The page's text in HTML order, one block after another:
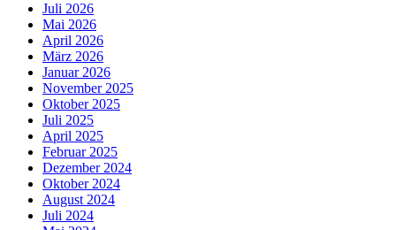
Juli 2026
Mai 2026
April 2026
März 2026
Januar 2026
November 2025
Oktober 2025
Juli 2025
April 2025
Februar 2025
Dezember 2024
Oktober 2024
August 2024
Juli 2024